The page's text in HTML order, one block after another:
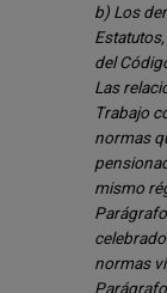
b) Los
del
Las
Trabajo
normas
mismo
normas